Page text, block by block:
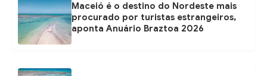
Maceió é o destino do Nordeste mais
procurado por turistas estrangeiros,
aponta Anuário Braztoa 2026